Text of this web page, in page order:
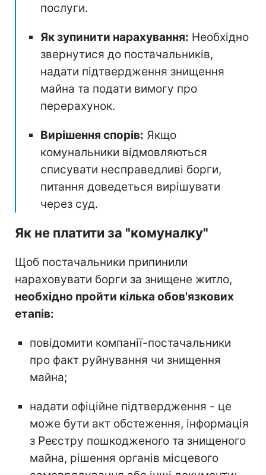
послуги.
Як зупинити нарахування: Необхідно
звернутися до постачальників,
надати підтвердження знищення
майна та подати вимогу про
перерахунок.
Вирішення спорів: Якщо
комунальники відмовляються
списувати несправедливі борги,
питання доведеться вирішувати
через суд.
Як не платити за "комуналку"
Щоб постачальники припинили
нараховувати борги за знищене житло,
необхідно пройти кілька обов'язкових
етапів:
повідомити компанії-постачальники
про факт руйнування чи знищення
майна;
надати офіційне підтвердження - це
може бути акт обстеження, інформація
з Реєстру пошкодженого та знищеного
майна, рішення органів місцевого